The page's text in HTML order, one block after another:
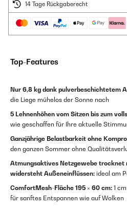
14 Tage Rückgaberecht
Top-Features
Nur 6,8 kg dank pulverbeschichtetem
die Liege mühelos der Sonne nach
5 Lehnenhöhen vom Sitzen bis zum
wie geschaffen für Ihre aktuelle
Ganzjährige Belastbarkeit ohne
den ganzen Sommer ohne
Atmungsaktives Netzgewebe trocknet
widersteht Außeneinflüssen: ideal am
ComfortMesh-Fläche 195 × 60 cm: 1
für sanftes Entspannen wie auf Wolken